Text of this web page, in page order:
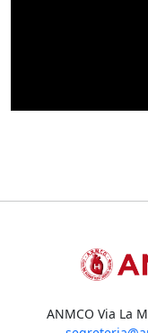
ANMCO Via La